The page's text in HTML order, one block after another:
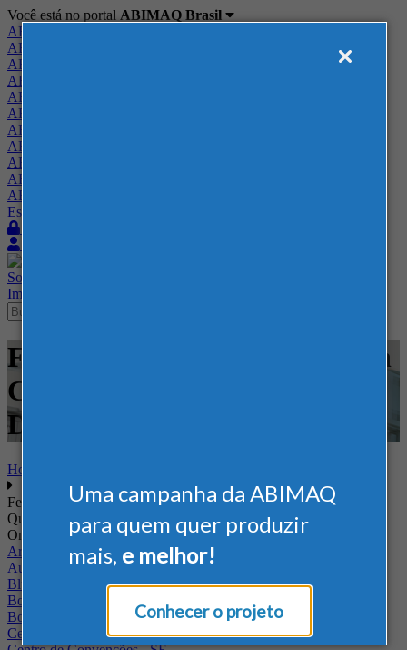
Uma campanha da ABIMAQ
para quem quer produzir
mais, e melhor!
Conhecer o projeto
Você está no portal ABIMAQ Brasil
ABIMAQ Brasil
ABIMAQ Minas Gerais
ABIMAQ Norte-Nordeste
ABIMAQ Paraná
ABIMAQ Piracicaba
ABIMAQ Ribeirão Preto
ABIMAQ Rio de Janeiro
ABIMAQ Rio Grande do Sul
ABIMAQ Santa Catarina
ABIMAQ São Paulo
ABIMAQ Vale do Paraíba
Escritório de Relações Governamentais
Sobre
Imprensa
Feiras - Expotrade Convention
Center - Feira Nacional -
Defesa
Home
Feiras
Quando
Onde
Arena Jaguariuna
Auditório Albano Franco - FIEPA
Blumenau - SC
BolognaFiere
Boulevard Olimpico - RJ
Centro Internacional de Convenções do Brasil, em Brasília